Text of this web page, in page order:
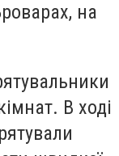
на
В ході